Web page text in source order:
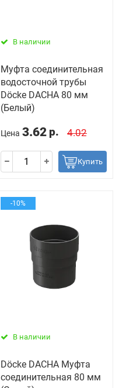
В наличии
Муфта соединительная
водосточной трубы
Döcke DACHA 80 мм
(Белый)
Цена 3.62 р. 4.02
Купить
-10%
В наличии
Döcke DACHA Муфта
соединительная 80 мм